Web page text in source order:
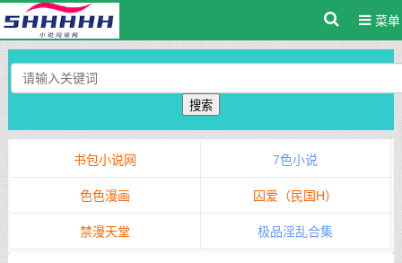
菜单
搜索
书包小说网 7色小说
色色漫画 囚爱（民国H）
禁漫天堂 极品淫乱合集